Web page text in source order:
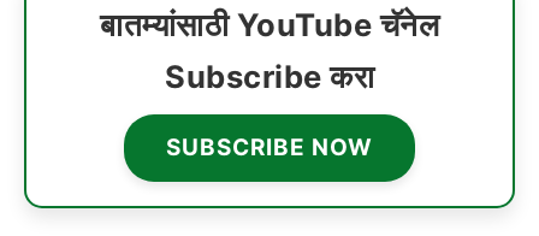
बातम्यांसाठी YouTube चॅनेल
Subscribe करा
SUBSCRIBE NOW